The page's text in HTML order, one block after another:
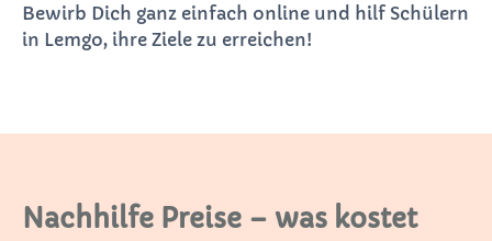
Bewirb Dich ganz einfach online und hilf Schülern
in Lemgo, ihre Ziele zu erreichen!
Nachhilfe Preise – was kostet